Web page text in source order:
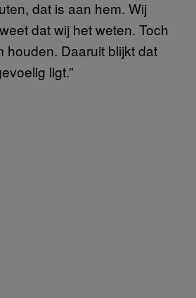
dat is aan hem. Wij
dat wij het weten. Toch
houden. Daaruit blijkt dat
ligt.”